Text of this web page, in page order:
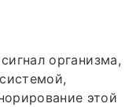
организма,
этой